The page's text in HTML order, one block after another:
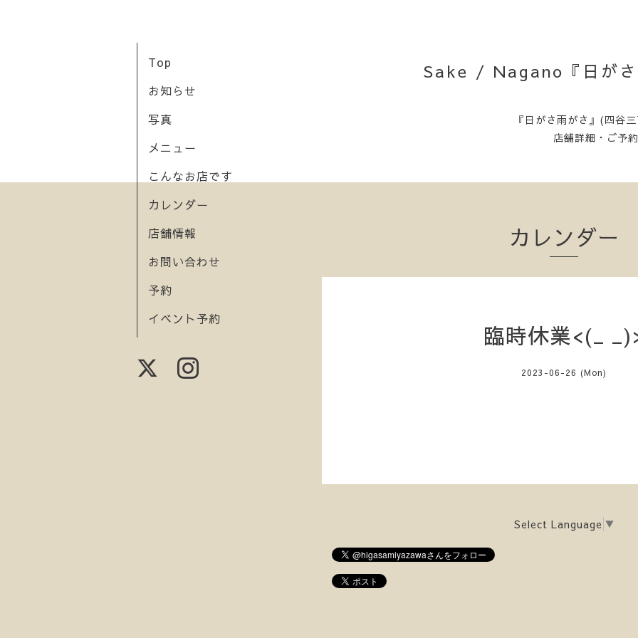
Sake / Nagano『日がさ
『日がさ雨がさ』(四谷
店舗詳細・ご予
Top
お知らせ
写真
メニュー
こんなお店です
カレンダー
店舗情報
お問い合わせ
予約
イベント予約
カレンダー
臨時休業<(_
2023-06-26 (Mon)
Select Language ▼